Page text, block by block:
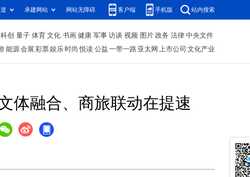
承建网站 网站无障碍 客户端 手机版 站内搜索
科创 量子 体育 文化 书画 健康 军事 访谈 视频 图片 政务 法律 中央文件
能源 会展 彩票娱乐 时尚 悦读 公益 一带一路 亚太网 上市公司 文化产业
体融合、商旅联动在提速